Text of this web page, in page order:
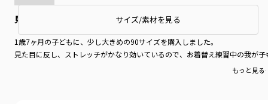
見た目からは想像できないくらいよく伸びる
1歳7ヶ月の子どもに、少し大きめの90サイズを購入しました。
見た目に反し、ストレッチがかなり効いているので、お着替え練習中の我が
もっと見
サイズ/素材を見る